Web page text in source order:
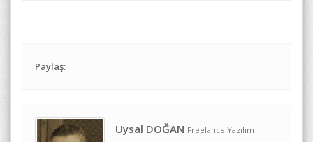
Paylaş:
Uysal DOĞAN Freelance Yazılım